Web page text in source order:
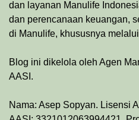
dan layanan Manulife
dan perencanaan keuangan,
di Manulife, khususnya
Blog ini dikelola oleh Agen
AASI.
Nama: Asep Sopyan. Lisensi